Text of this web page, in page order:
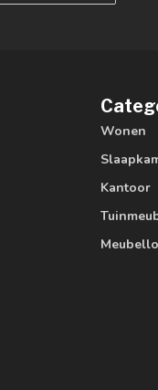
Wonen
Kantoor